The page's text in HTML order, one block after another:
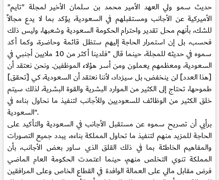
حديث سمو ولي العهد الأمير محمد بن سلمان الأخير لمجلة "تايم"
الأميركية عن الأجانب ومستقبلهم في السعودية، يؤكد بما لا يدع مجالاً
للشك، بأنهم محل تقدير واحترام الحكومة السعودية وشعبها، وليس ذلك
فحسب، بل إن استمرار الحاجة إليهم ستظل قائمة وحاضرة، وكما أكد
سموه في حديثه للمجلة، حينما قال "فلدينا أكثر من 10 ملايين أجنبي في
السعودية، ومعظمهم يعملون ومن أسر هؤلاء الموظفين. ونحن نعتقد أن
[هذا العدد] لن ينخفض، بل سيزداد، لأننا نعتقد أن السعودية، كي [تحقق]
طموحها، تحتاج إلى الكثير من الموارد البشرية والقوة البشرية، لذلك سيتم
خلق الكثير من الوظائف للسعوديين وللأجانب لتنفيذ ما نحاول بناءه في
السعودية".
برأيي أن تصريح سموه عن مستقبل الأجانب في السعودية والتأكيد على
الحاجة للمزيد منهم لتنفيذ ما تحاول المملكة بناءه، يبدد جميع التصورات
والمفاهيم الخاطئة بما في ذلك القلق الذي ساور بعض الأجانب، بأن
المملكة تنوي التخلص منهم، حينما اعتمدت الحكومة العام الماضي
فرض مقابل مالي على العمالة الوافدة في القطاع الخاص وعلى المرافقين